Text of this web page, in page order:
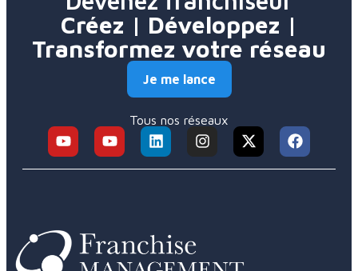
Créez | Développez |
Transformez votre réseau
Je me lance
Tous nos réseaux